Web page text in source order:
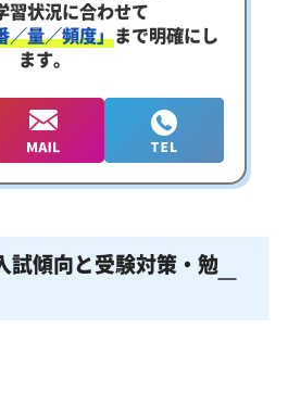
習状況に合わせて
／量／頻度」まで明確にし
ます。
試傾向と受験対策・勉